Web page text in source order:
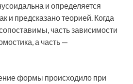
и определяется
и предсказано теорией. Когда
часть зависимости
а часть —
формы происходило при